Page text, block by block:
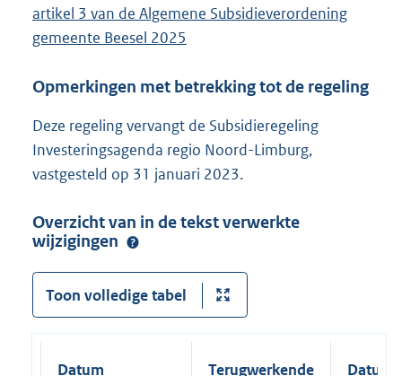
artikel 3 van de Algemene Subsidieverordening
gemeente Beesel 2025
Opmerkingen met betrekking tot de regeling
Deze regeling vervangt de Subsidieregeling
Investeringsagenda regio Noord-Limburg,
vastgesteld op 31 januari 2023.
Overzicht van in de tekst verwerkte
wijzigingen
Toon volledige tabel
Datum
Terugwerkende
Datum